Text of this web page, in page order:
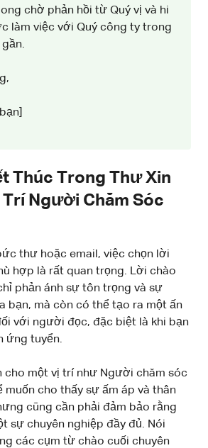
chờ phản hồi từ Quý vị và hi
làm việc với Quý công ty trong
Thúc Trong Thư Xin
Người Chăm Sóc
thư hoặc email, việc chọn lời
hợp là rất quan trọng. Lời chào
phản ánh sự tôn trọng và sự
bạn, mà còn có thể tạo ra một ấn
với người đọc, đặc biệt là khi bạn
ứng tuyển.
cho một vị trí như Người chăm sóc
muốn cho thấy sự ấm áp và thân
cũng cần phải đảm bảo rằng
sự chuyên nghiệp đầy đủ. Nói
các cụm từ chào cuối chuyên